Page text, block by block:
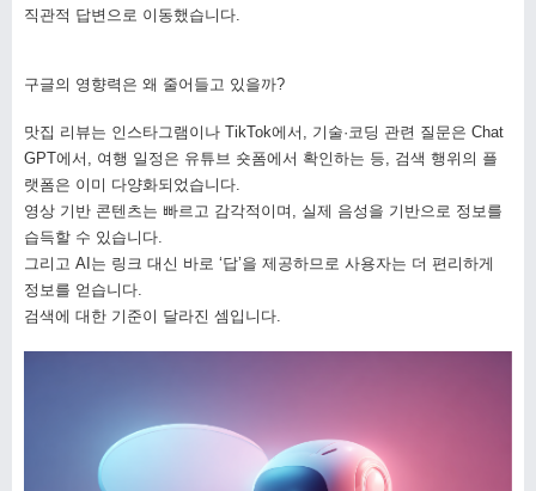
직관적 답변으로 이동했습니다.
구글의 영향력은 왜 줄어들고 있을까?
맛집 리뷰는 인스타그램이나 TikTok에서, 기술·코딩 관련 질문은 Chat
GPT에서, 여행 일정은 유튜브 숏폼에서 확인하는 등, 검색 행위의 플
랫폼은 이미 다양화되었습니다.
영상 기반 콘텐츠는 빠르고 감각적이며, 실제 음성을 기반으로 정보를
습득할 수 있습니다.
그리고 AI는 링크 대신 바로 ‘답’을 제공하므로 사용자는 더 편리하게
정보를 얻습니다.
검색에 대한 기준이 달라진 셈입니다.